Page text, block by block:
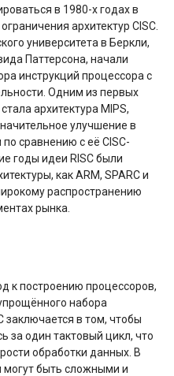
в 1980-х годах в
архитектур CISC.
университета в Беркли,
Паттерсона, начали
инструкций процессора с
Одним из первых
архитектура MIPS,
улучшение в
сравнению с её CISC-
годы идеи RISC были
как ARM, SPARC и
распространению
рынка.
к построению процессоров,
набора
заключается в том, чтобы
за один тактовый цикл, что
обработки данных. В
могут быть сложными и